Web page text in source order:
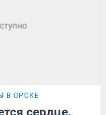
В ОРСКЕ